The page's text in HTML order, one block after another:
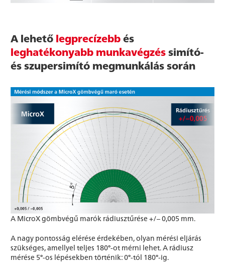
A lehető legprecízebbés
leghatékonyabb munkavégzéssimító-
és szupersimító megmunkálás során
A MicroX gömbvégű marók rádiusztűrése +/– 0,005 mm.
A nagy pontosság elérése érdekében, olyan mérési eljárás
szükséges, amellyel teljes 180°-ot mérni lehet. A rádiusz
mérése 5°-os lépésekben történik: 0°-tól 180°-ig.